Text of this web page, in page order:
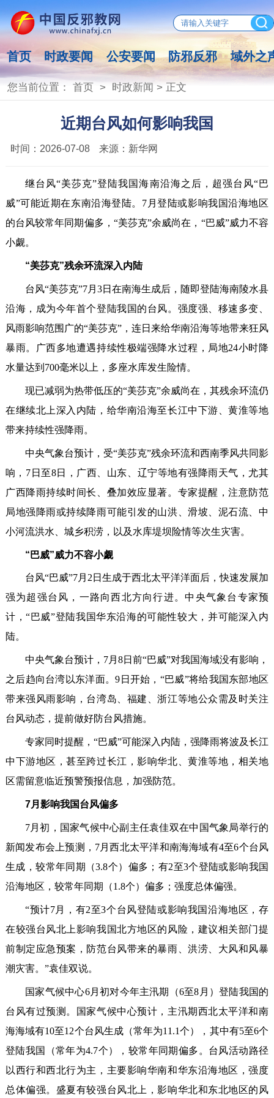
首页 时政要闻 公安要闻 防邪反邪 域外之
您当前位置： 首页> 时政新闻 > 正文
近期台风如何影响我国
时间： 2026-07-08 来源： 新华网
继台风“美莎克”登陆我国海南沿海之后，超强台风“巴
威”可能近期在东南沿海登陆。7月登陆或影响我国沿海地区
的台风较常年同期偏多，“美莎克”余威尚在，“巴威”威力不容
小觑。
“美莎克”残余环流深入内陆
台风“美莎克”7月3日在南海生成后，随即登陆海南陵水县
沿海，成为今年首个登陆我国的台风。强度强、移速多变、
风雨影响范围广的“美莎克”，连日来给华南沿海等地带来狂风
暴雨。广西多地遭遇持续性极端强降水过程，局地24小时降
水量达到700毫米以上，多座水库发生险情。
现已减弱为热带低压的“美莎克”余威尚在，其残余环流仍
在继续北上深入内陆，给华南沿海至长江中下游、黄淮等地
带来持续性强降雨。
中央气象台预计，受“美莎克”残余环流和西南季风共同影
响，7日至8日，广西、山东、辽宁等地有强降雨天气，尤其
广西降雨持续时间长、叠加效应显著。专家提醒，注意防范
局地强降雨或持续降雨可能引发的山洪、滑坡、泥石流、中
小河流洪水、城乡积涝，以及水库堤坝险情等次生灾害。
“巴威”威力不容小觑
台风“巴威”7月2日生成于西北太平洋洋面后，快速发展加
强为超强台风，一路向西北方向行进。中央气象台专家预
计，“巴威”登陆我国华东沿海的可能性较大，并可能深入内
陆。
中央气象台预计，7月8日前“巴威”对我国海域没有影响，
之后趋向台湾以东洋面。9日开始，“巴威”将给我国东部地区
带来强风雨影响，台湾岛、福建、浙江等地公众需及时关注
台风动态，提前做好防台风措施。
专家同时提醒，“巴威”可能深入内陆，强降雨将波及长江
中下游地区，甚至跨过长江，影响华北、黄淮等地，相关地
区需留意临近预警预报信息，加强防范。
7月影响我国台风偏多
7月初，国家气候中心副主任袁佳双在中国气象局举行的
新闻发布会上预测，7月西北太平洋和南海海域有4至6个台风
生成，较常年同期（3.8个）偏多；有2至3个登陆或影响我国
沿海地区，较常年同期（1.8个）偏多；强度总体偏强。
“预计7月，有2至3个台风登陆或影响我国沿海地区，存
在较强台风北上影响我国北方地区的风险，建议相关部门提
前制定应急预案，防范台风带来的暴雨、洪涝、大风和风暴
潮灾害。”袁佳双说。
国家气候中心6月初对今年主汛期（6至8月）登陆我国的
台风有过预测。国家气候中心预计，主汛期西北太平洋和南
海海域有10至12个台风生成（常年为11.1个），其中有5至6个
登陆我国（常年为4.7个），较常年同期偏多。台风活动路径
以西行和西北行为主，主要影响华南和华东沿海地区，强度
总体偏强。盛夏有较强台风北上，影响华北和东北地区的风